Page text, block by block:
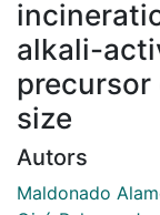
alkali-
size
Autors
Maldonado